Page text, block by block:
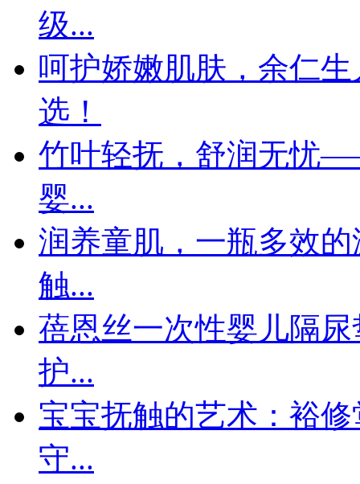
级...
呵护娇嫩肌肤，余仁
选！
竹叶轻抚，舒润无忧
婴...
润养童肌，一瓶多效
触...
蓓恩丝一次性婴儿隔
护...
宝宝抚触的艺术：裕
守...